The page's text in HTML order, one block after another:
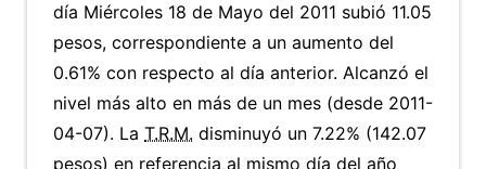
día Miércoles 18 de Mayo del 2011 subió 11.05
pesos, correspondiente a un aumento del
0.61% con respecto al día anterior. Alcanzó el
nivel más alto en más de un mes (desde 2011-
04-07). La T.R.M. disminuyó un 7.22% (142.07
pesos) en referencia al mismo día del año